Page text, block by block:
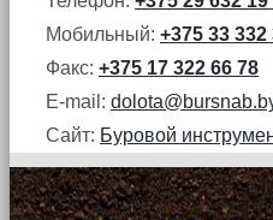
Мобильный: +375 33 332
Факс: +375 17 322 66 78
E-mail:
Сайт: Буровой